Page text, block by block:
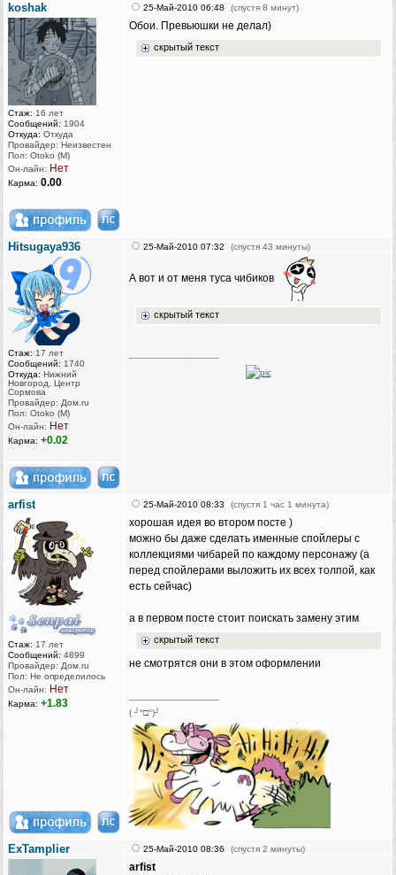
koshak
Стаж: 16 лет
Сообщений: 1904
Откуда: Откуда
Провайдер: Неизвестен
Пол: Otoko (M)
Он-лайн: Нет
Карма: 0.00
25-Май-2010 06:48 (спустя 8 минут)
Обои. Превьюшки не делал)
скрытый текст
Hitsugaya936
Стаж: 17 лет
Сообщений: 1740
Откуда: Нижний
Новгород, Центр
Сормова
Провайдер: Дом.ru
Пол: Otoko (M)
Он-лайн: Нет
Карма: +0.02
25-Май-2010 07:32 (спустя 43 минуты)
А вот и от меня туса чибиков
скрытый текст
arfist
Стаж: 17 лет
Сообщений: 4899
Провайдер: Дом.ru
Пол: Не определилось
Он-лайн: Нет
Карма: +1.83
25-Май-2010 08:33 (спустя 1 час 1 минута)
хорошая идея во втором посте )
можно бы даже сделать именные спойлеры с
коллекциями чибарей по каждому персонажу (а
перед спойлерами выложить их всех толпой, как
есть сейчас)
а в первом посте стоит поискать замену этим
скрытый текст
не смотрятся они в этом оформлении
( ╯°□°)╯
ExTamplier 25-Май-2010 08:36 (спустя 2 минуты)
arfist